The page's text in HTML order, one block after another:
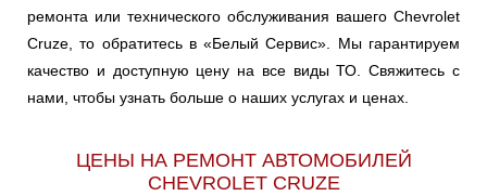
ремонта или технического обслуживания вашего Chevrolet
Cruze, то обратитесь в «Белый Сервис». Мы гарантируем
качество и доступную цену на все виды ТО. Свяжитесь с
нами, чтобы узнать больше о наших услугах и ценах.
ЦЕНЫ НА РЕМОНТ АВТОМОБИЛЕЙ
CHEVROLET CRUZE